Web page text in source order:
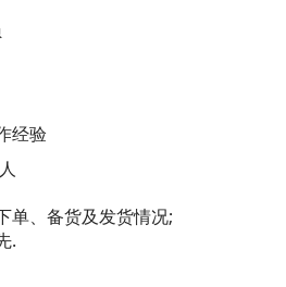
经验
单、备货及发货情况;
.